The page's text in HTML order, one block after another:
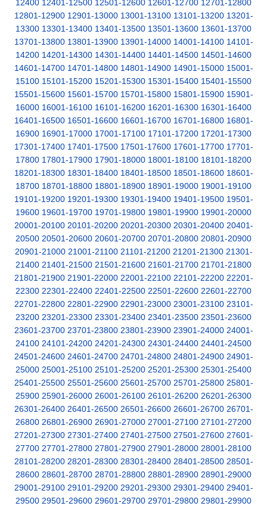
12400 12401-12500 12501-12600 12601-12700 12701-12800
12801-12900 12901-13000 13001-13100 13101-13200 13201-
13300 13301-13400 13401-13500 13501-13600 13601-13700
13701-13800 13801-13900 13901-14000 14001-14100 14101-
14200 14201-14300 14301-14400 14401-14500 14501-14600
14601-14700 14701-14800 14801-14900 14901-15000 15001-
15100 15101-15200 15201-15300 15301-15400 15401-15500
15501-15600 15601-15700 15701-15800 15801-15900 15901-
16000 16001-16100 16101-16200 16201-16300 16301-16400
16401-16500 16501-16600 16601-16700 16701-16800 16801-
16900 16901-17000 17001-17100 17101-17200 17201-17300
17301-17400 17401-17500 17501-17600 17601-17700 17701-
17800 17801-17900 17901-18000 18001-18100 18101-18200
18201-18300 18301-18400 18401-18500 18501-18600 18601-
18700 18701-18800 18801-18900 18901-19000 19001-19100
19101-19200 19201-19300 19301-19400 19401-19500 19501-
19600 19601-19700 19701-19800 19801-19900 19901-20000
20001-20100 20101-20200 20201-20300 20301-20400 20401-
20500 20501-20600 20601-20700 20701-20800 20801-20900
20901-21000 21001-21100 21101-21200 21201-21300 21301-
21400 21401-21500 21501-21600 21601-21700 21701-21800
21801-21900 21901-22000 22001-22100 22101-22200 22201-
22300 22301-22400 22401-22500 22501-22600 22601-22700
22701-22800 22801-22900 22901-23000 23001-23100 23101-
23200 23201-23300 23301-23400 23401-23500 23501-23600
23601-23700 23701-23800 23801-23900 23901-24000 24001-
24100 24101-24200 24201-24300 24301-24400 24401-24500
24501-24600 24601-24700 24701-24800 24801-24900 24901-
25000 25001-25100 25101-25200 25201-25300 25301-25400
25401-25500 25501-25600 25601-25700 25701-25800 25801-
25900 25901-26000 26001-26100 26101-26200 26201-26300
26301-26400 26401-26500 26501-26600 26601-26700 26701-
26800 26801-26900 26901-27000 27001-27100 27101-27200
27201-27300 27301-27400 27401-27500 27501-27600 27601-
27700 27701-27800 27801-27900 27901-28000 28001-28100
28101-28200 28201-28300 28301-28400 28401-28500 28501-
28600 28601-28700 28701-28800 28801-28900 28901-29000
29001-29100 29101-29200 29201-29300 29301-29400 29401-
29500 29501-29600 29601-29700 29701-29800 29801-29900